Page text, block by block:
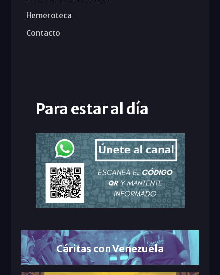
Hemeroteca
Contacto
Para estar al día
Cáritas con Venezuela